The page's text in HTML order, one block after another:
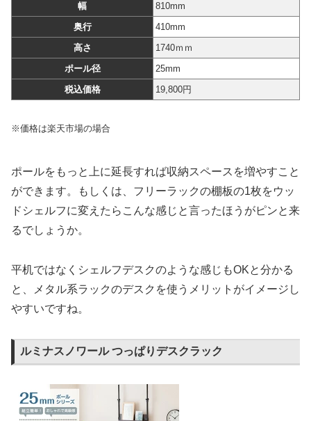
幅
810mm
奥行
410mm
高さ
1740ｍｍ
ポール径
25mm
税込価格
19,800円
※価格は楽天市場の場合
ポールをもっと上に延長すれば収納スペースを増やすこと
ができます。もしくは、フリーラックの棚板の1枚をウッ
ドシェルフに変えたらこんな感じと言ったほうがピンと来
るでしょうか。
平机ではなくシェルフデスクのような感じもOKと分かる
と、メタル系ラックのデスクを使うメリットがイメージし
やすいですね。
ルミナスノワール つっぱりデスクラック